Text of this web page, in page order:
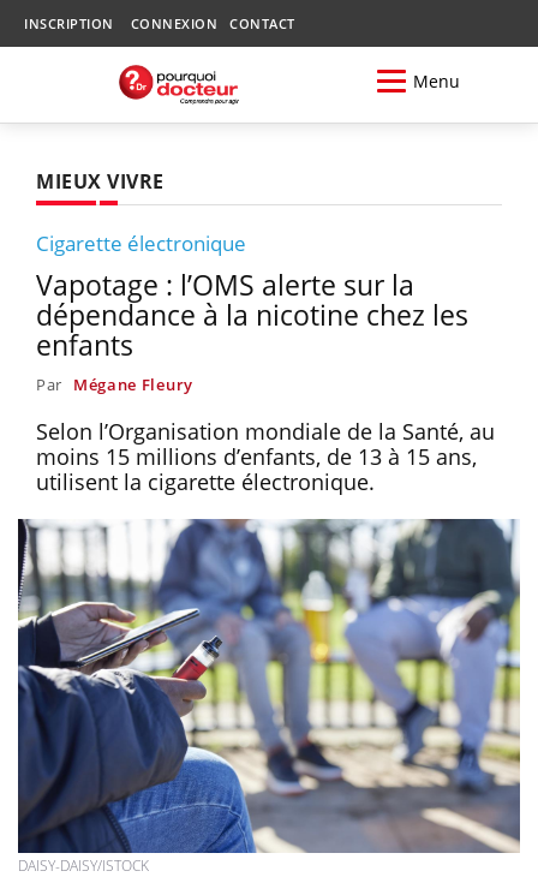
INSCRIPTION CONNEXION CONTACT
Menu
MIEUX VIVRE
Cigarette électronique
Vapotage : l’OMS alerte sur la
dépendance à la nicotine chez les
enfants
Par Mégane Fleury
Selon l’Organisation mondiale de la Santé, au
moins 15 millions d’enfants, de 13 à 15 ans,
utilisent la cigarette électronique.
DAISY-DAISY/ISTOCK